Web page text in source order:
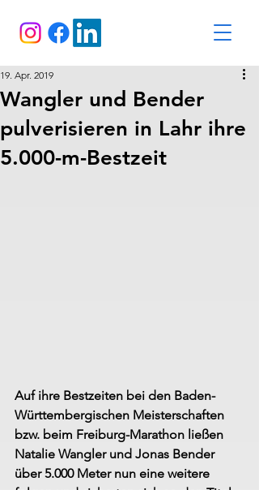
Wangler und Bender
pulverisieren in Lahr ihre
5.000-m-Bestzeit
19. Apr. 2019
Auf ihre Bestzeiten bei den Baden-
Württembergischen Meisterschaften
bzw. beim Freiburg-Marathon ließen
Natalie Wangler und Jonas Bender
über 5.000 Meter nun eine weitere